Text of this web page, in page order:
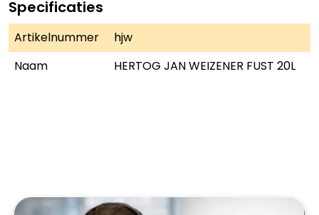
Specificaties
Artikelnummer
hjw
Naam
HERTOG JAN WEIZENER FUST 20L